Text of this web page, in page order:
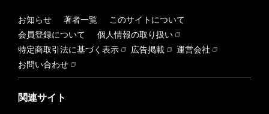
お知らせ 著者一覧
このサイトについて
会員登録について
個人情報の取り扱い
特定商取引法に基づく表示
広告掲載
運営会社
お問い合わせ
関連サイト